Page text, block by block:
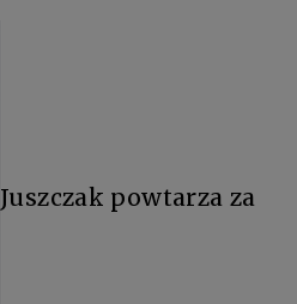
Juszczak powtarza za